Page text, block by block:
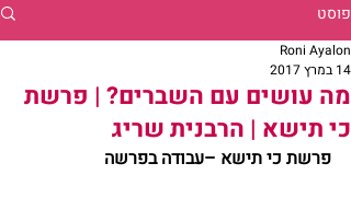
פוסט
מה עושים עם השברים? | פרשת
כי תישא | הרבנית שריג
Roni Ayalon
14 במרץ 2017
פרשת כי תישא –עבודה בפרשה